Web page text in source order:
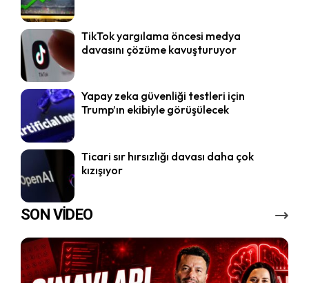
TikTok yargılama öncesi medya
davasını çözüme kavuşturuyor
Yapay zeka güvenliği testleri için
Trump’ın ekibiyle görüşülecek
Ticari sır hırsızlığı davası daha çok
kızışıyor
SON VİDEO